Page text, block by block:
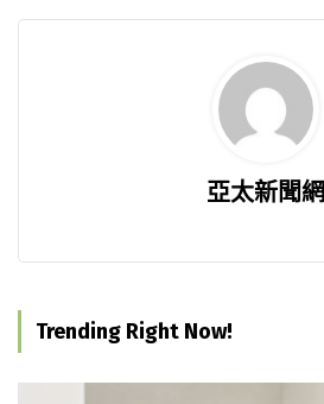
亞太新聞網
Trending Right Now!